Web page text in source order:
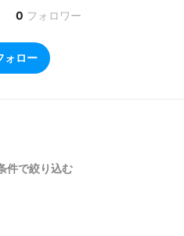
0 フォロワー
ォロー
件で絞り込む